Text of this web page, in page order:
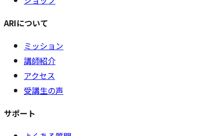
ARIについて
ミッション
講師紹介
アクセス
受講生の声
サポート